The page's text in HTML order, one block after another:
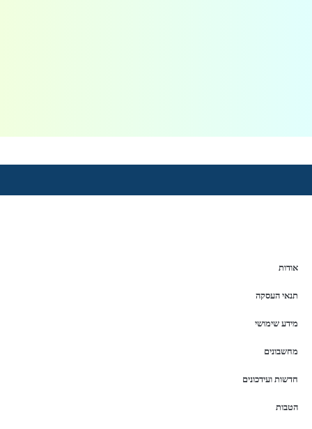
אודות
תנאי העסקה
מידע שימושי
מחשבונים
חדשות ועידכונים
הטבות